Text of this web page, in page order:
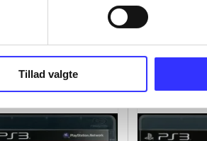
Tillad valgte